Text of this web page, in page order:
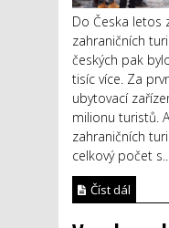
Do Česka letos
zahraničních
českých pak
tisíc více. Za
ubytovací
milionu turistů.
zahraničních
celkový počet
Číst dál